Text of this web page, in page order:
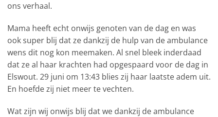
ons verhaal.
Mama heeft echt onwijs genoten van de dag en was
ook super blij dat ze dankzij de hulp van de ambulance
wens dit nog kon meemaken. Al snel bleek inderdaad
dat ze al haar krachten had opgespaard voor de dag in
Elswout. 29 juni om 13:43 blies zij haar laatste adem uit.
En hoefde zij niet meer te vechten.
Wat zijn wij onwijs blij dat we dankzij de ambulance